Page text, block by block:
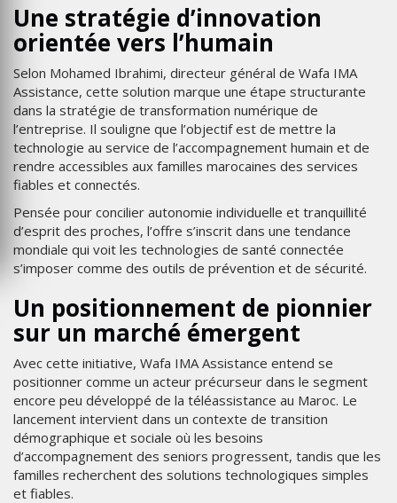
Une stratégie d’innovation
orientée vers l’humain
Selon Mohamed Ibrahimi, directeur général de Wafa IMA
Assistance, cette solution marque une étape structurante
dans la stratégie de transformation numérique de
l’entreprise. Il souligne que l’objectif est de mettre la
technologie au service de l’accompagnement humain et de
rendre accessibles aux familles marocaines des services
fiables et connectés.
Pensée pour concilier autonomie individuelle et tranquillité
d’esprit des proches, l’offre s’inscrit dans une tendance
mondiale qui voit les technologies de santé connectée
s’imposer comme des outils de prévention et de sécurité.
Un positionnement de pionnier
sur un marché émergent
Avec cette initiative, Wafa IMA Assistance entend se
positionner comme un acteur précurseur dans le segment
encore peu développé de la téléassistance au Maroc. Le
lancement intervient dans un contexte de transition
démographique et sociale où les besoins
d’accompagnement des seniors progressent, tandis que les
familles recherchent des solutions technologiques simples
et fiables.